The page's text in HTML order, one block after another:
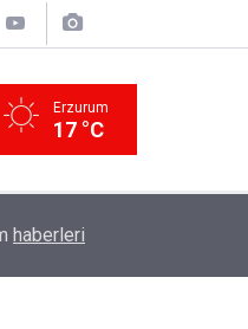
Erzurum
17 °C
MANGASI
haberleri